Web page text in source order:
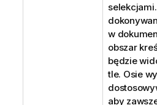
w
obszar
będzie
tle. Osie
aby